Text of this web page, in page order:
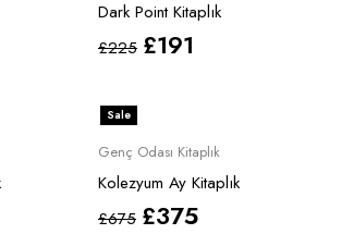
Dark Point Kitaplık
£225 £191
Sale
Genç Odası Kitaplık
Kolezyum Ay Kitaplık
£675 £375